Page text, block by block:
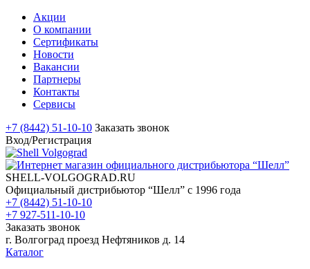
Акции
О компании
Сертификаты
Новости
Вакансии
Партнеры
Контакты
Сервисы
+7 (8442) 51-10-10 Заказать звонок
Вход/Регистрация
SHELL-VOLGOGRAD.RU
Официальный дистрибьютор “Шелл” с 1996 года
+7 (8442) 51-10-10
+7 927-511-10-10
Заказать звонок
г. Волгоград проезд Нефтяников д. 14
Каталог